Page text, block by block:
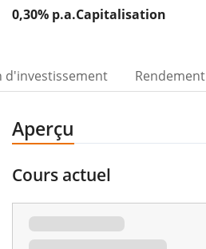
0,30% p.a.Capitalisation
d'investissement Rendement
Aperçu
Cours actuel